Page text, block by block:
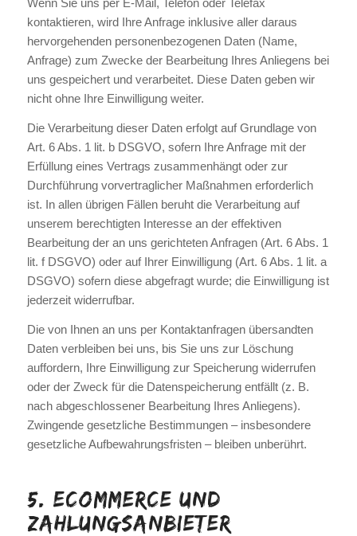
Wenn Sie uns per E-Mail, Telefon oder Telefax
kontaktieren, wird Ihre Anfrage inklusive aller daraus
hervorgehenden personenbezogenen Daten (Name,
Anfrage) zum Zwecke der Bearbeitung Ihres Anliegens bei
uns gespeichert und verarbeitet. Diese Daten geben wir
nicht ohne Ihre Einwilligung weiter.
Die Verarbeitung dieser Daten erfolgt auf Grundlage von
Art. 6 Abs. 1 lit. b DSGVO, sofern Ihre Anfrage mit der
Erfüllung eines Vertrags zusammenhängt oder zur
Durchführung vorvertraglicher Maßnahmen erforderlich
ist. In allen übrigen Fällen beruht die Verarbeitung auf
unserem berechtigten Interesse an der effektiven
Bearbeitung der an uns gerichteten Anfragen (Art. 6 Abs. 1
lit. f DSGVO) oder auf Ihrer Einwilligung (Art. 6 Abs. 1 lit. a
DSGVO) sofern diese abgefragt wurde; die Einwilligung ist
jederzeit widerrufbar.
Die von Ihnen an uns per Kontaktanfragen übersandten
Daten verbleiben bei uns, bis Sie uns zur Löschung
auffordern, Ihre Einwilligung zur Speicherung widerrufen
oder der Zweck für die Datenspeicherung entfällt (z. B.
nach abgeschlossener Bearbeitung Ihres Anliegens).
Zwingende gesetzliche Bestimmungen – insbesondere
gesetzliche Aufbewahrungsfristen – bleiben unberührt.
5. eCommerce und
Zahlungs­anbieter